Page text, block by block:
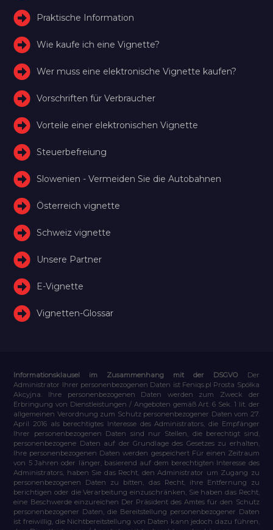
Praktische Information
Wie kaufe ich eine Vignette?
Wer muss eine elektronische Vignette kaufen?
Vorschriften für Verbraucher
Vorteile einer elektronischen Vignette
Steuerbefreiung
Slowenien - Vermeiden Sie die Autobahnen
Österreich vignette
Schweiz vignette
Unsere Partner
E-Vignette
Vignetten-Glossar
Informationsklausel im Zusammenhang mit der DSGVO
Der
Administrator Ihrer personenbezogenen Daten ist Feniqs.pl Prosta Spółka
Akcyjna. Ihre personenbezogenen Daten werden zum Zweck der
Erbringung von Dienstleistungen / Angeboten gemäß Art. 6 Sek. 1 lit. der
allgemeinen Verordnung zum Schutz personenbezogener Daten vom 27.
April 2016 als berechtigtes Interesse des Administrators, die Empfänger
Ihrer personenbezogenen Daten sind nur Stellen, die berechtigt sind,
personenbezogene Daten auf der Grundlage des Gesetzes zu erhalten,
Ihre personenbezogenen Daten werden gespeichert Für einen Zeitraum
von 5 Jahren oder länger, basierend auf dem berechtigten Interesse des
Administrators, haben Sie das Recht, den Administrator um Zugang zu
personenbezogenen Daten zu bitten, das Recht, ihre Entfernung zu
berichtigen oder die Verarbeitung einzuschränken, Sie haben das Recht,
eine Beschwerde einzureichen Der Präsident des Amtes für den Schutz
personenbezogener Daten, die Bereitstellung personenbezogener Daten
ist freiwillig, die Nichtbereitstellung von Daten kann jedoch dazu führen,